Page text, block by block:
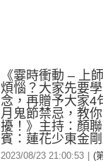
《霎時衝動 – 上
煩惱？大家先要
念，再贈予大家4
月鬼節禁忌，教
擾！》主持：顏
賓：蓮花少東金
2023/08/23 21:00:53
(